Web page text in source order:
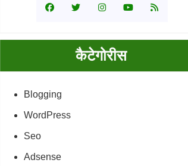
कैटेगोरीस
Blogging
WordPress
Seo
Adsense